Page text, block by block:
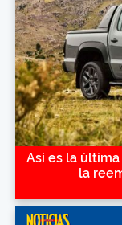
Así es la
la